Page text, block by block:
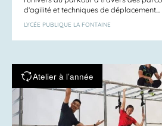
d’agilité et techniques de déplacement...
LYCÉE PUBLIQUE LA FONTAINE
Atelier à l’année